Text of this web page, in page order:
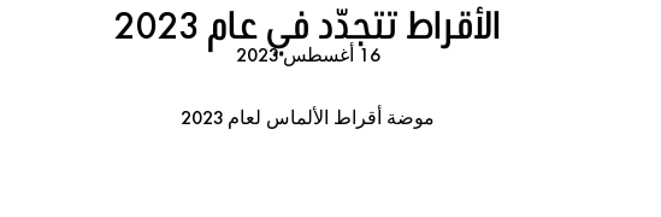
الأقراط تتجدّد في عام 2023
16 أغسطس 2023
موضة أقراط الألماس لعام 2023